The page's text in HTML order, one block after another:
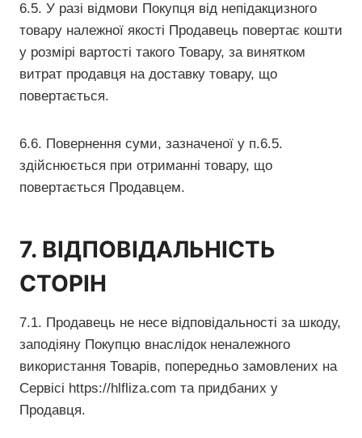
6.5. У разі відмови Покупця від непідакцизного
товару належної якості Продавець повертає кошти
у розмірі вартості такого Товару, за винятком
витрат продавця на доставку товару, що
повертається.
6.6. Повернення суми, зазначеної у п.6.5.
здійснюється при отриманні товару, що
повертається Продавцем.
7. ВІДПОВІДАЛЬНІСТЬ
СТОРІН
7.1. Продавець не несе відповідальності за шкоду,
заподіяну Покупцю внаслідок неналежного
використання Товарів, попередньо замовлених на
Сервісі https://hlfliza.com та придбаних у
Продавця.